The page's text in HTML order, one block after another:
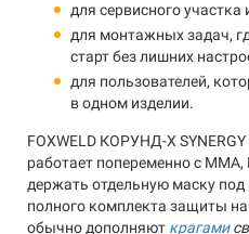
для сервисного
для монтажных задач,
старт без лишних
для пользователей,
в одном изделии.
FOXWELD КОРУНД-Х
работает попеременно с MMA,
держать отдельную маску
полного комплекта защиты
обычно дополняют крагами